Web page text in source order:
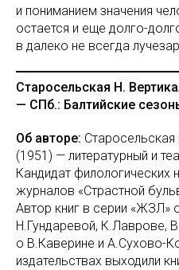
и пониманием значения
остается и еще долго-
в далеко не всегда
Старосельская Н.
— СПб.: Балтийские
Об авторе:
(1951) — литературный и
Кандидат филологических
журналов «Страстной
Автор книг в серии «ЖЗЛ»
Н.Гундаревой, К.Лаврове,
о В.Каверине и А.Сухово-
издательствах выходили